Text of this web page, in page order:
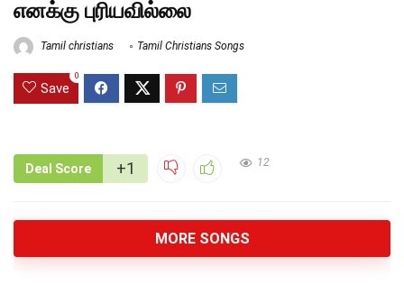
எனக்கு புரியவில்லை
Tamil christians Tamil Christians Songs
Save
0
Deal Score +1 12
MORE SONGS